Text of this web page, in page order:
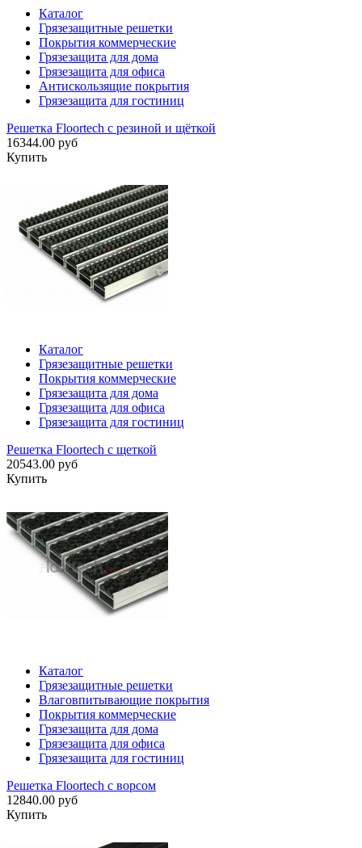
Каталог
Грязезащитные решетки
Покрытия коммерческие
Грязезащита для дома
Грязезащита для офиса
Антискользящие покрытия
Грязезащита для гостиниц
Решетка Floortech с резиной и щёткой
16344.00 руб
Купить
Каталог
Грязезащитные решетки
Покрытия коммерческие
Грязезащита для дома
Грязезащита для офиса
Грязезащита для гостиниц
Решетка Floortech с щеткой
20543.00 руб
Купить
Каталог
Грязезащитные решетки
Влаговпитывающие покрытия
Покрытия коммерческие
Грязезащита для дома
Грязезащита для офиса
Грязезащита для гостиниц
Решетка Floortech с ворсом
12840.00 руб
Купить